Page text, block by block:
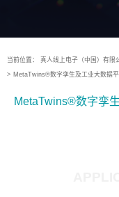
当前位置： 真人线上电子（中国）有限
> MetaTwins®数字孪生及工业大数据
MetaTwins®数字孪